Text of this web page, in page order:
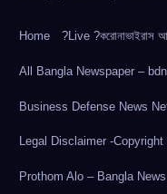
Home ?Live ?করোনাভাইরাস
All Bangla Newspaper –
Business Defense News
Legal Disclaimer -
Prothom Alo – Bangla News